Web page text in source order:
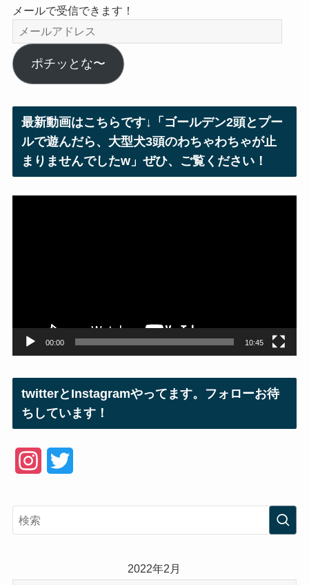
メールで受信できます！
メ
ー
ル
ア
ス
ポチッとな〜
最新動画はこちらです↓「ゴールデン2頭とプー
ルで遊んだら、大型犬3頭のわちゃわちゃが止
まりませんでしたw」ぜひ、ご覧ください！
00:00 10:45
twitterとInstagramやってます。フォローお待
ちしています！
2022年2月